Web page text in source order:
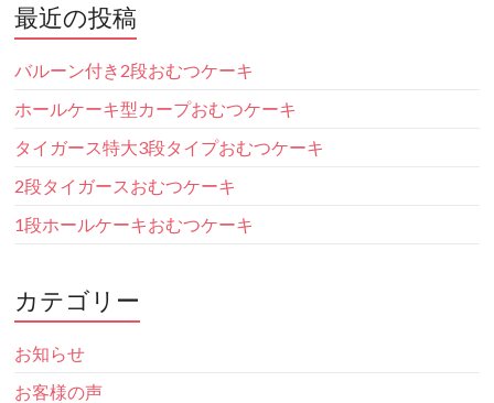
最近の投稿
バルーン付き2段おむつケーキ
ホールケーキ型カープおむつケーキ
タイガース特大3段タイプおむつケーキ
2段タイガースおむつケーキ
1段ホールケーキおむつケーキ
カテゴリー
お知らせ
お客様の声